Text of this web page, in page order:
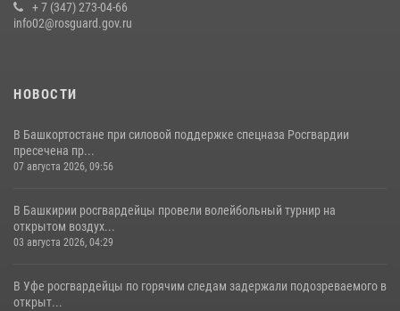
Белорецк отметил День города: Росгвардия представила
современную и раритетную спецтехнику
+ 7 (347) 273-04-66
info02@rosguard.gov.ru
НОВОСТИ
В Башкортостане при силовой поддержке спецназа Росгвардии
пресечена пр...
07 августа 2026, 09:56
В Башкирии росгвардейцы провели волейбольный турнир на
открытом воздух...
03 августа 2026, 04:29
В Уфе росгвардейцы по горячим следам задержали подозреваемого в
открыт...